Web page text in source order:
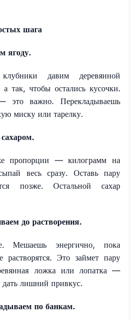
шага
ягоду.
давим деревянной
так, чтобы остались кусочки.
это важно. Перекладываешь
миску или тарелку.
пропорции — килограмм на
весь сразу. Оставь пару
позже. Остальной сахар
до растворения.
Мешаешь энергично, пока
растворятся. Это займет пару
ложка или лопатка —
лишний привкус.
по банкам.